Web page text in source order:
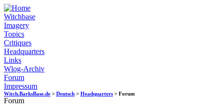
Witchbase
Imagery
Topics
Critiques
Headquarters
Links
Wlog-Archiv
Forum
Impressum
Witch.BarksBase.de > Deutsch > Headquarters > Forum
Forum